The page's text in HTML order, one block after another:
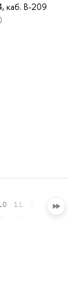
каб. В-209
11 13